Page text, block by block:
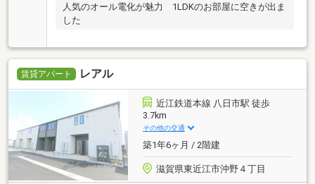
人気のオール電化が魅力 1LDKのお部屋に空きが出ま
した
賃貸アパート レアル
近江鉄道本線 八日市駅 徒歩
3.7km
その他の交通
築1年6ヶ月 / 2階建
滋賀県東近江市沖野４丁目